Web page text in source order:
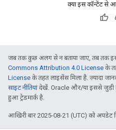
क्या इस कॉन्टेंट से
जब तक कुछ अलग से न बताया जाए, तब तक इस
Commons Attribution 4.0 License के
License के तहत लाइसेंस मिला है. ज़्यादा
साइट नीतियांदेखें. Oracle और/या इससे जुड़ी
हुआ ट्रेडमार्क है.
आखिरी बार 2025-08-21 (UTC) को अपडेट